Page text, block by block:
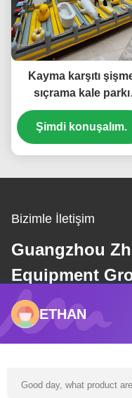
Kayma karşıtı
sıçrama kale parkı
trampolin sıçrama
Şimdi konuşalım.
Bizimle İletişim
Guangzhou
Equipment
E-postaETHAN
Good day, what product